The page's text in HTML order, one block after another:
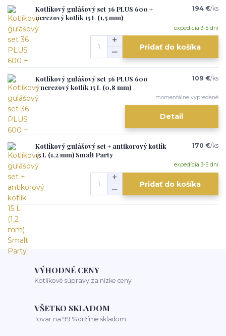
Kotlíkový gulášový set 36 PLUS 600 +
nerezový kotlík 15 L (1,5 mm)
194 €/ks
expedícia 3-5 dní
Pridať do košíka
Kotlíkový gulášový set 36 PLUS 600
+ nerezový kotlík 15 L (0,8 mm)
109 €/ks
momentálne vypredané
Detail
Kotlíkový gulášový set + antikorový kotlík
15 L (1,2 mm) Smalt Party
170 €/ks
expedícia 3-5 dní
Pridať do košíka
VÝHODNÉ CENY
Kotlíkové súpravy za nízke ceny
VŠETKO SKLADOM
Tovar na 99 % držíme skladom